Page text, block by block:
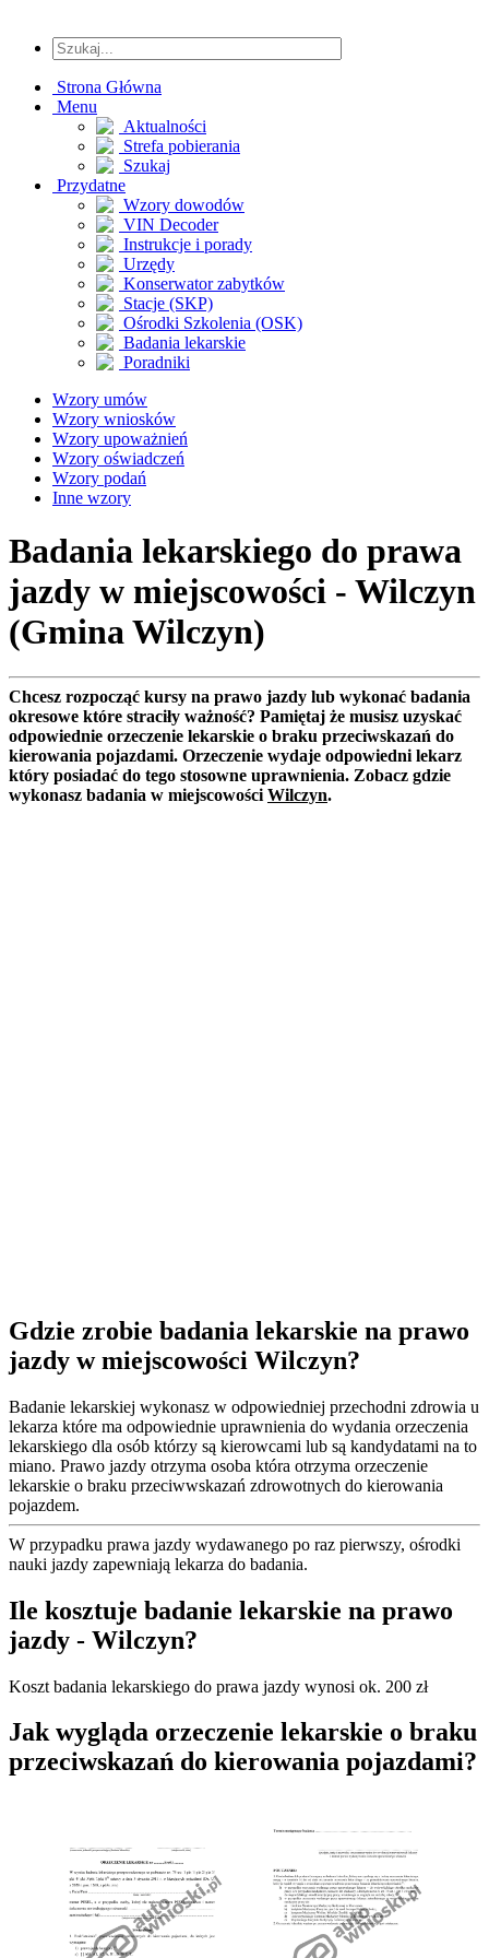
Strona Główna
Menu
Aktualności
Strefa pobierania
Szukaj
Przydatne
Wzory dowodów
VIN Decoder
Instrukcje i porady
Urzędy
Konserwator zabytków
Stacje (SKP)
Ośrodki Szkolenia (OSK)
Badania lekarskie
Poradniki
Wzory umów
Wzory wniosków
Wzory upoważnień
Wzory oświadczeń
Wzory podań
Inne wzory
Badania lekarskiego do prawa
jazdy w miejscowości - Wilczyn
(Gmina Wilczyn)
Chcesz rozpocząć kursy na prawo jazdy lub wykonać badania
okresowe które straciły ważność? Pamiętaj że musisz uzyskać
odpowiednie orzeczenie lekarskie o braku przeciwskazań do
kierowania pojazdami. Orzeczenie wydaje odpowiedni lekarz
który posiadać do tego stosowne uprawnienia. Zobacz gdzie
wykonasz badania w miejscowości Wilczyn.
Gdzie zrobie badania lekarskie na prawo
jazdy w miejscowości Wilczyn?
Badanie lekarskiej wykonasz w odpowiedniej przechodni zdrowia u
lekarza które ma odpowiednie uprawnienia do wydania orzeczenia
lekarskiego dla osób którzy są kierowcami lub są kandydatami na to
miano. Prawo jazdy otrzyma osoba która otrzyma orzeczenie
lekarskie o braku przeciwwskazań zdrowotnych do kierowania
pojazdem.
W przypadku prawa jazdy wydawanego po raz pierwszy, ośrodki
nauki jazdy zapewniają lekarza do badania.
Ile kosztuje badanie lekarskie na prawo
jazdy - Wilczyn?
Koszt badania lekarskiego do prawa jazdy wynosi ok. 200 zł
Jak wygląda orzeczenie lekarskie o braku
przeciwskazań do kierowania pojazdami?